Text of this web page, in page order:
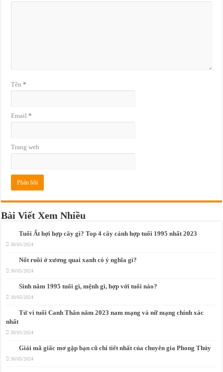
Tên*
Email*
Trang web
Bài Viết Xem Nhiều
Tuổi Ất hợi hợp cây gì? Top 4 cây cảnh hợp tuổi 1995 nhất 2023
30/05/2024
Nốt ruồi ở xương quai xanh có ý nghĩa gì?
30/05/2024
Sinh năm 1995 tuổi gì, mệnh gì, hợp với tuổi nào?
30/05/2024
Tử vi tuổi Canh Thân năm 2023 nam mạng và nữ mạng chính xác
nhất
30/05/2024
Giải mã giấc mơ gặp bạn cũ chi tiết nhất của chuyên gia Phong Thủy
30/05/2024